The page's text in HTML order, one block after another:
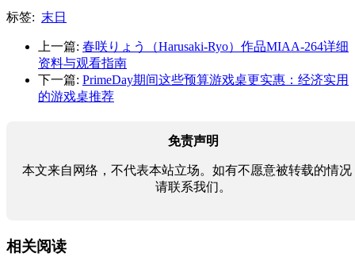
标签: 末日
上一篇: 春咲りょう（Harusaki-Ryo）作品MIAA-264详细
资料与观看指南
下一篇: PrimeDay期间这些预算游戏桌更实惠：经济实用
的游戏桌推荐
免责声明
本文来自网络，不代表本站立场。如有不愿意被转载的情况
请联系我们。
相关阅读